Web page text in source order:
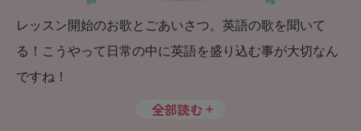
レッスン開始のお歌とごあいさつ。英語の歌を聞いて
る！こうやって日常の中に英語を盛り込む事が大切なん
ですね！
全部読む